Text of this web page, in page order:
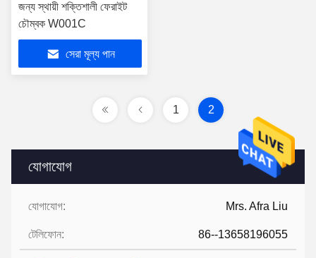
যোগাযোগ
যোগাযোগ: Mrs. Afra Liu
টেলিফোন: 86--13658196055
জন্য স্থায়ী শক্তিশালী ফেরাইট
চৌম্বক W001C
সেরা মূল্য পান
1 2